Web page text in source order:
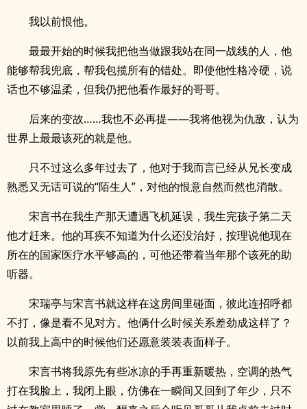
我以前恨他。
最最开始的时候我把他当做跟我站在同一战线的人，他
能够帮我兜底，帮我包揽所有的错处。即使他性格冷硬，说
话也不够温柔，但我仍把他看作最好的哥哥。
后来的变故……我也不必再提——我将他视为仇敌，认为
世界上最最该死的就是他。
只不过这么多年过去了，他对于我而言已经从兄长变成
熟悉又无话可说的“陌生人”，对他的恨意自然而然也消散。
宋言书在我生产那天遭遇飞机延误，我生完孩子第二天
他才赶来。他的耳疾不知道为什么还没治好，按理说他现在
所在的国家医疗水平够高的，可他还带着当年那个该死的助
听器。
宋瑞亭与宋言书就这样在这房间里碰面，彼此连招呼都
不打，像是看不见对方。他俩什么时候关系差劲成这样了？
以前我上高中的时候他们还愿意装装表面样子。
宋言书将我原先有些冰凉的手再重新暖热，空调的热气
打在我脸上，我闭上眼，仿佛在一瞬间又回到了年少，只不